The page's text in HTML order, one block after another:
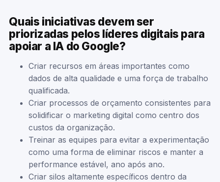
Quais iniciativas devem ser
priorizadas pelos líderes digitais para
apoiar a IA do Google?
Criar recursos em áreas importantes como
dados de alta qualidade e uma força de trabalho
qualificada.
Criar processos de orçamento consistentes para
solidificar o marketing digital como centro dos
custos da organização.
Treinar as equipes para evitar a experimentação
como uma forma de eliminar riscos e manter a
performance estável, ano após ano.
Criar silos altamente específicos dentro da